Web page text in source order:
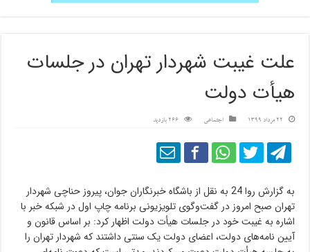
علت غیبت شهردار تهران در جلسات
هیأت دولت
22 مرداد 1399 اجتماعی 266 بازدید
به گزارش روا 24 به نقل از باشگاه خبرنگاران جوان، پیروز حناچی شهردار
تهران صبح امروز در گفت‌وگوی تلویزیونی برنامه چاپ اول در شبکه خبر با
اشاره به غیبت خود در جلسات هیأت دولت اظهار کرد: بر اساس قانون و
آیین نامه‌های دولت، اعضای دولت یک سنتی داشتند که شهردار تهران را